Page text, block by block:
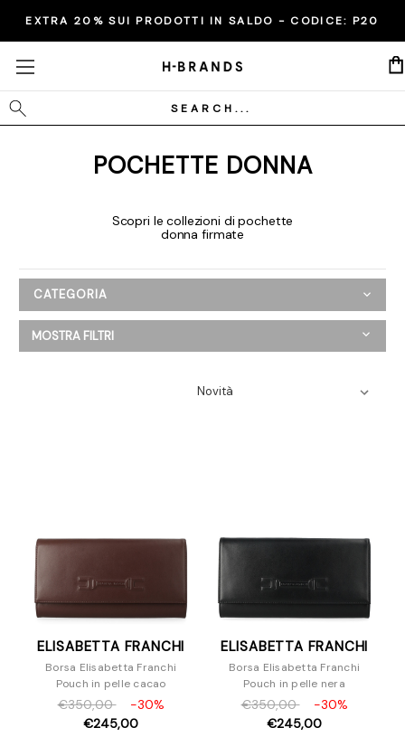
EXTRA 20% SUI PRODOTTI IN SALDO - CODICE: P20
Cerca
POCHETTE DONNA
Scopri le collezioni di pochette
donna firmate
CATEGORIA
Donna
MOSTRA FILTRI
ELISABETTA FRANCHI
Borsa Elisabetta Franchi
Pouch in pelle cacao
€350,00
-30%
€245,00
ELISABETTA FRANCHI
Borsa Elisabetta Franchi
Pouch in pelle nera
€350,00
-30%
€245,00